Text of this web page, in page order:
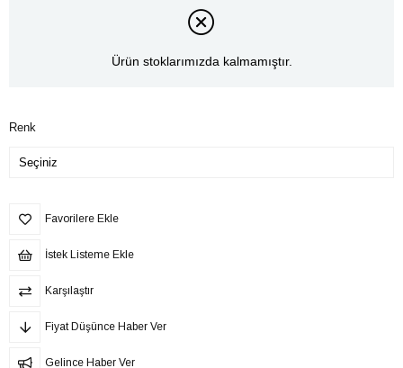
Ürün stoklarımızda kalmamıştır.
Renk
Favorilere Ekle
İstek Listeme Ekle
Karşılaştır
Fiyat Düşünce Haber Ver
Gelince Haber Ver